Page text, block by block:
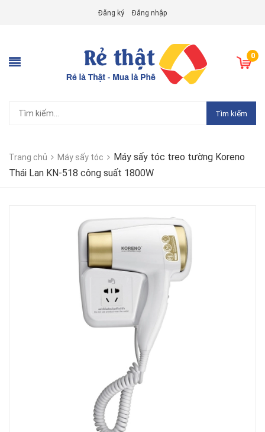
Đăng ký Đăng nhập
0
Tìm kiếm
Trang chủ Máy sấy tóc
Máy sấy tóc treo tường Koreno
Thái Lan KN-518 công suất 1800W